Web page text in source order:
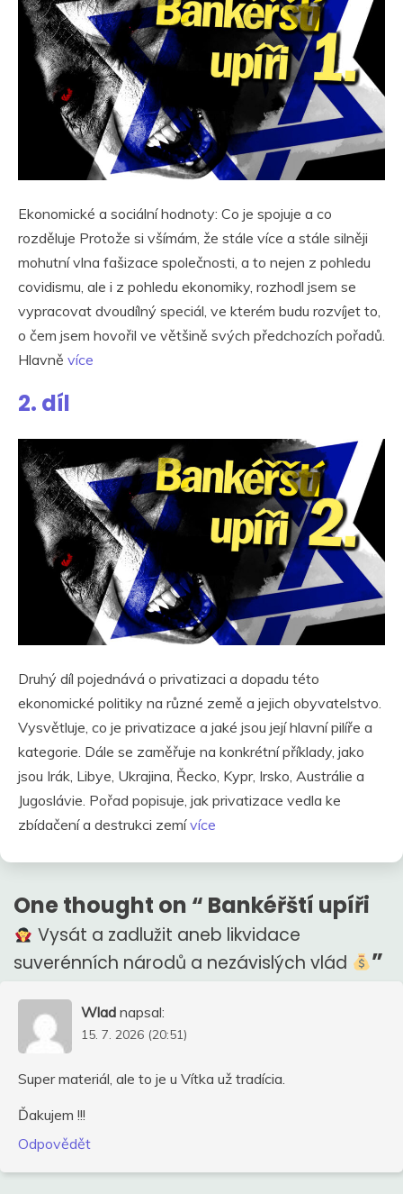
Ekonomické a sociální hodnoty: Co je spojuje a co
rozděluje Protože si všímám, že stále více a stále silněji
mohutní vlna fašizace společnosti, a to nejen z pohledu
covidismu, ale i z pohledu ekonomiky, rozhodl jsem se
vypracovat dvoudílný speciál, ve kterém budu rozvíjet to,
o čem jsem hovořil ve většině svých předchozích pořadů.
Hlavně více
2. díl
Druhý díl pojednává o privatizaci a dopadu této
ekonomické politiky na různé země a jejich obyvatelstvo.
Vysvětluje, co je privatizace a jaké jsou její hlavní pilíře a
kategorie. Dále se zaměřuje na konkrétní příklady, jako
jsou Irák, Libye, Ukrajina, Řecko, Kypr, Irsko, Austrálie a
Jugoslávie. Pořad popisuje, jak privatizace vedla ke
zbídačení a destrukci zemívíce
One thought on “ Bankéřští upíři
Vysát a zadlužit aneb likvidace
suverénních národů a nezávislých vlád
”
Wlad napsal:
15. 7. 2026 (20:51)
Super materiál, ale to je u Vítka už tradícia.
Ďakujem !!!
Odpovědět